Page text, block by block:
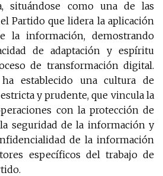
situándose como una de las
Partido que lidera la aplicación
la información, demostrando
de adaptación y espíritu
de transformación digital.
establecido una cultura de
y prudente, que vincula la
con la protección de
seguridad de la información y
de la información
específicos del trabajo de